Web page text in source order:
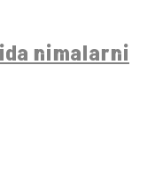
nimalarni